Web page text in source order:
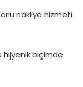
nakliye hizmeti
hijyenik biçimde